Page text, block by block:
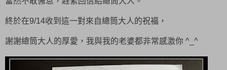
終於在9/14收到這一對來自總筒大人的祝福，
謝謝總筒大人的厚愛，我與我的老婆都非常感激你 ^_^